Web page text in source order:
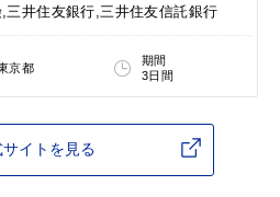
三井住友銀行,三井住友信託銀行
京都
期間
3日間
イトを見る